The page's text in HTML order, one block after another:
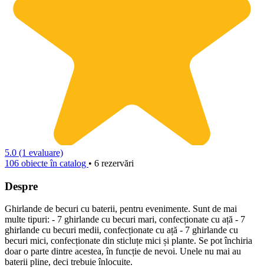
5.0 (1 evaluare)
106 obiecte în catalog • 6 rezervări
Despre
Ghirlande de becuri cu baterii, pentru evenimente. Sunt de mai
multe tipuri: - 7 ghirlande cu becuri mari, confecționate cu ață - 7
ghirlande cu becuri medii, confecționate cu ață - 7 ghirlande cu
becuri mici, confecționate din sticluțe mici și plante. Se pot închiria
doar o parte dintre acestea, în funcție de nevoi. Unele nu mai au
baterii pline, deci trebuie înlocuite.